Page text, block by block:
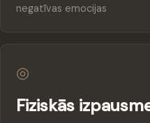
negatīvas emocijas
◎
Fiziskās